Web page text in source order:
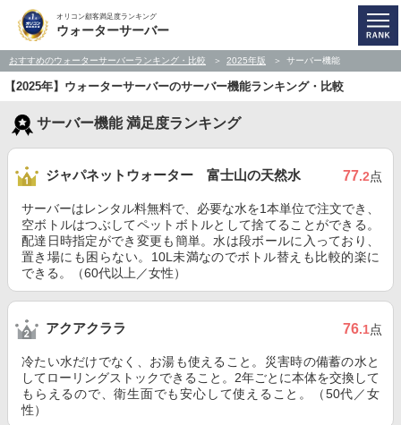
オリコン顧客満足度ランキング
ウォーターサーバー
おすすめのウォーターサーバーランキング・比較 2025年版 サーバー機能
【2025年】ウォーターサーバーのサーバー機能ランキング・比較
サーバー機能 満足度ランキング
ジャパネットウォーター 富士山の天然水 77.2点
サーバーはレンタル料無料で、必要な水を1本単位で注文でき、
空ボトルはつぶしてペットボトルとして捨てることができる。
配達日時指定ができ変更も簡単。水は段ボールに入っており、
置き場にも困らない。10L未満なのでボトル替えも比較的楽に
できる。（60代以上／女性）
アクアクララ 76.1点
冷たい水だけでなく、お湯も使えること。災害時の備蓄の水と
してローリングストックできること。2年ごとに本体を交換して
もらえるので、衛生面でも安心して使えること。（50代／女
性）